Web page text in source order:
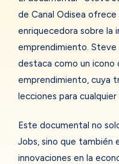
de Canal Odisea
enriquecedora sobre la
emprendimiento.
destaca como un icono
emprendimiento, cuya
lecciones para
Este documental no
Jobs, sino que también
innovaciones en la